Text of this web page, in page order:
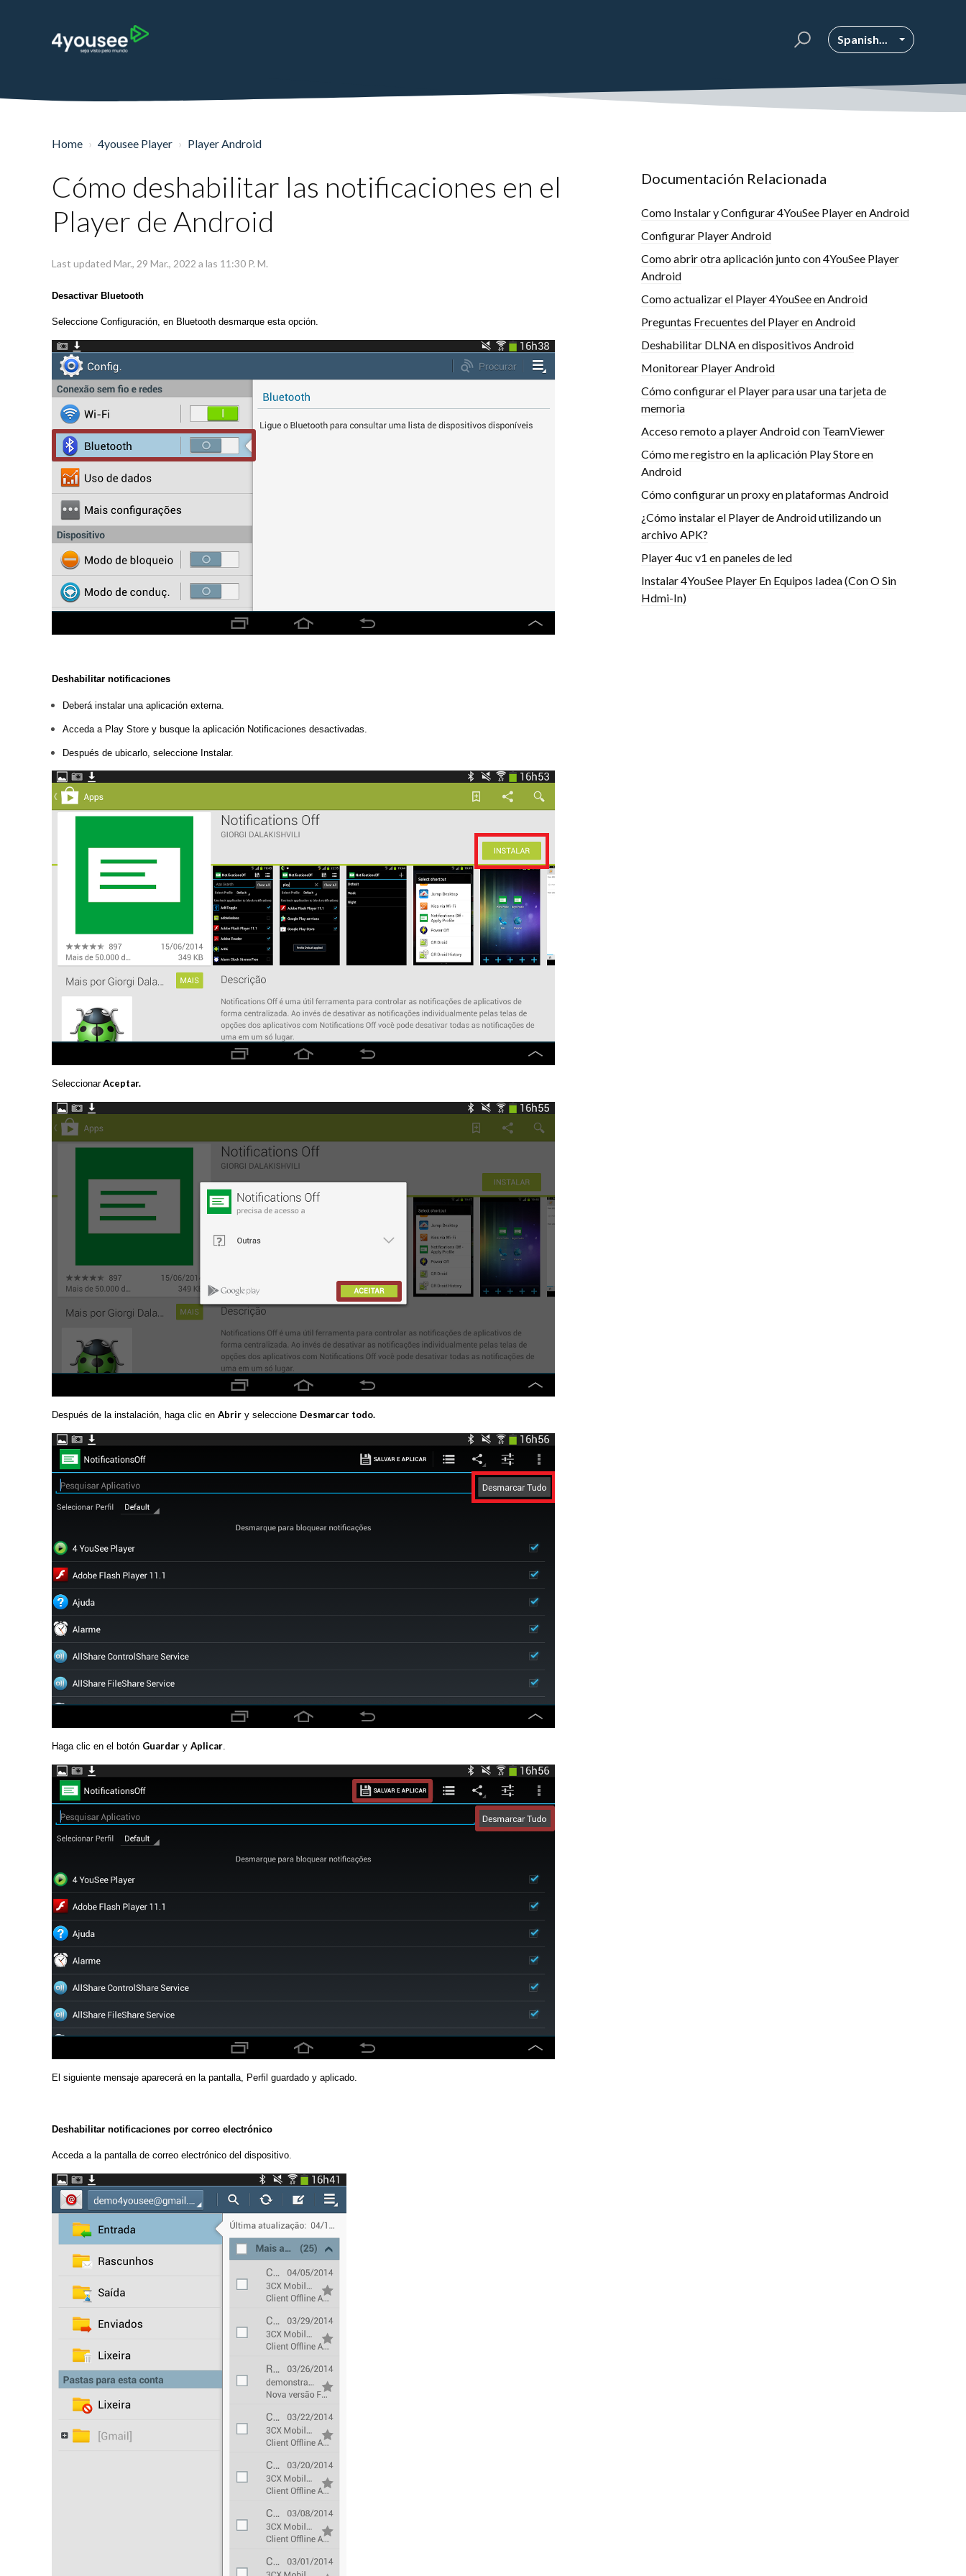
Spanish...
Home 4yousee Player Player Android
Cómo deshabilitar las notificaciones en el
Player de Android
Last updated Mar., 29 Mar., 2022 a las 11:30 P. M.
Desactivar Bluetooth
Seleccione Configuración, en Bluetooth desmarque esta opción.
Deshabilitar notificaciones
Deberá instalar una aplicación externa.
Acceda a Play Store y busque la aplicación Notificaciones desactivadas.
Después de ubicarlo, seleccione Instalar.
SeleccionarAceptar.
Después de la instalación, haga clic en Abrir y seleccione Desmarcar todo.
Haga clic en el botón Guardar y Aplicar.
El siguiente mensaje aparecerá en la pantalla, Perfil guardado y aplicado.
Deshabilitar notificaciones por correo electrónico
Acceda a la pantalla de correo electrónico del dispositivo.
Documentación Relacionada
Como Instalar y Configurar 4YouSee Player en Android
Configurar Player Android
Como abrir otra aplicación junto con 4YouSee Player
Android
Como actualizar el Player 4YouSee en Android
Preguntas Frecuentes del Player en Android
Deshabilitar DLNA en dispositivos Android
Monitorear Player Android
Cómo configurar el Player para usar una tarjeta de
memoria
Acceso remoto a player Android con TeamViewer
Cómo me registro en la aplicación Play Store en
Android
Cómo configurar un proxy en plataformas Android
¿Cómo instalar el Player de Android utilizando un
archivo APK?
Player 4uc v1 en paneles de led
Instalar 4YouSee Player En Equipos Iadea (Con O Sin
Hdmi-In)